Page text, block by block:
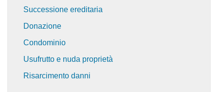
Successione ereditaria
Donazione
Condominio
Usufrutto e nuda proprietà
Risarcimento danni